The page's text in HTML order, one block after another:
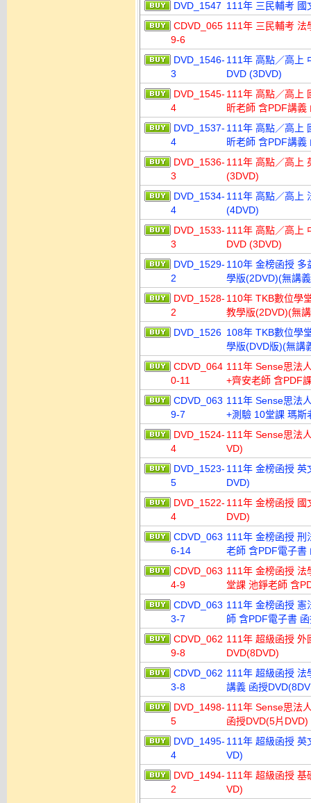
DVD_1547 111年 三民輔考 國
CDVD_065
9-6
111年 三民輔考 法
DVD_1546-
3
111年 高點／高上
DVD (3DVD)
DVD_1545-
4
111年 高點／高上
昕老師 含PDF講義
DVD_1537-
4
111年 高點／高上
昕老師 含PDF講義
DVD_1536-
3
111年 高點／高上
(3DVD)
DVD_1534-
4
111年 高點／高上
(4DVD)
DVD_1533-
3
111年 高點／高上
DVD (3DVD)
DVD_1529-
2
110年 金榜函授 多
學版(2DVD)(無講
DVD_1528-
2
110年 TKB數位學
教學版(2DVD)(無
DVD_1526 108年 TKB數位學
學版(DVD版)(無講
CDVD_064
0-11
111年 Sense思法
+齊安老師 含PDF
CDVD_063
9-7
111年 Sense思法
+測驗 10堂課 瑪斯
DVD_1524-
4
111年 Sense思法
VD)
DVD_1523-
5
111年 金榜函授 英
DVD)
DVD_1522-
4
111年 金榜函授 國
DVD)
CDVD_063
6-14
111年 金榜函授 刑
老師 含PDF電子書
CDVD_063
4-9
111年 金榜函授 法
堂課 池錚老師 含
CDVD_063
3-7
111年 金榜函授 憲
師 含PDF電子書
CDVD_062
9-8
111年 超級函授 外
DVD(8DVD)
CDVD_062
3-8
111年 超級函授 法
講義 函授
DVD_1498-
5
111年 Sense思法
函授DVD(5片DVD)
DVD_1495-
4
111年 超級函授 英
VD)
DVD_1494-
2
111年 超級函授 基
VD)